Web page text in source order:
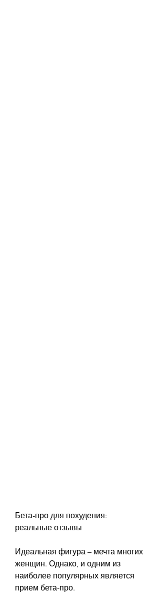
Бета-про для похудения:
реальные отзывы
Идеальная фигура – мечта многих
женщин. Однако, и одним из
наиболее популярных является
прием бета-про.